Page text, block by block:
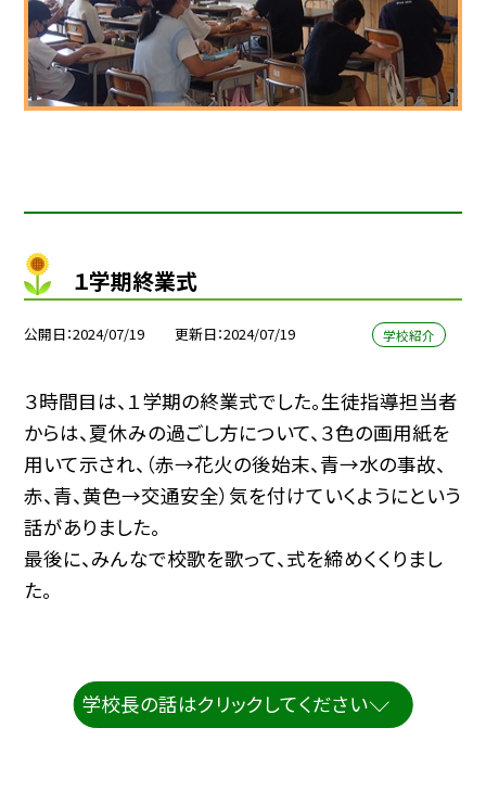
１学期終業式
公開日 2024/07/19 更新日 2024/07/19 学校紹介
３時間目は、１学期の終業式でした。生徒指導担当者
からは、夏休みの過ごし方について、３色の画用紙を
用いて示され、（赤→花火の後始末、青→水の事故、
赤、青、黄色→交通安全）気を付けていくようにという
話がありました。
最後に、みんなで校歌を歌って、式を締めくくりまし
た。
学校長の話はクリックしてください